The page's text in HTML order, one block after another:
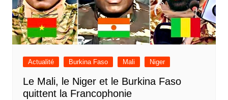
Actualité Burkina Faso Mali Niger
Le Mali, le Niger et le Burkina Faso
quittent la Francophonie